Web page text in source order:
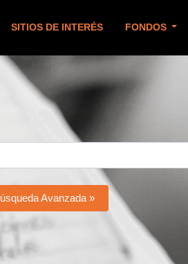
SITIOS DE INTERÉS FONDOS
Avanzada »